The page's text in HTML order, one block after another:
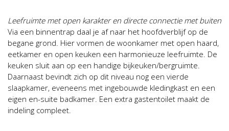
Leefruimte met open karakter en directe connectie met buiten
Via een binnentrap daal je af naar het hoofdverblijf op de
begane grond. Hier vormen de woonkamer met open haard,
eetkamer en open keuken een harmonieuze leefruimte. De
keuken sluit aan op een handige bijkeuken/bergruimte.
Daarnaast bevindt zich op dit niveau nog een vierde
slaapkamer, eveneens met ingebouwde kledingkast en een
eigen en-suite badkamer. Een extra gastentoilet maakt de
indeling compleet.